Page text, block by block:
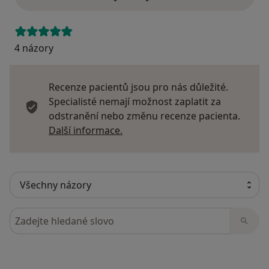
4 názory
Recenze pacientů jsou pro nás důležité.
Specialisté nemají možnost zaplatit za
odstranění nebo změnu recenze pacienta.
Další informace.
Hledejte v názorech